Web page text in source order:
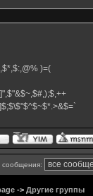
)=(
сообщения:
-> Другие группы